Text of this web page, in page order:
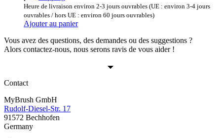
Heure de livraison environ 2-3 jours ouvrables (UE : environ 3-4 jours
ouvrables / hors UE : environ 60 jours ouvrables)
Ajouter au panier
Vous avez des questions, des demandes ou des suggestions ?
Alors contactez-nous, nous serons ravis de vous aider !
Contact
MyBrush GmbH
Rudolf-Diesel-Str. 17
91572 Bechhofen
Germany